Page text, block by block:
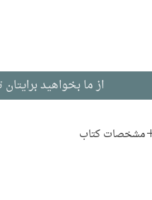
از ما بخواهید
مشخصات کتاب